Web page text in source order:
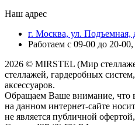
Наш адрес
г. Москва, ул. Подъемная,
Работаем с 09-00 до 20-
2026 © MIRSTEL (Мир
стеллажей, гардеробных
аксессуаров.
Обращаем Ваше внимание, что
на данном интернет-сайте
не является публичной